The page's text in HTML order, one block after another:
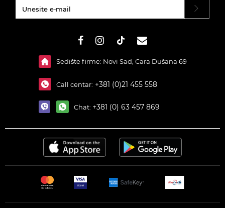
Sedište firme: Novi Sad, Cara Dušana 69
Call centar: +381 (0)21 455 558
Chat: +381 (0) 63 457 869